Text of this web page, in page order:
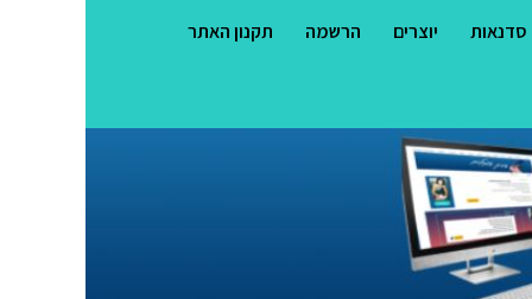
סדנאות יוצרים הרשמה תקנון האתר